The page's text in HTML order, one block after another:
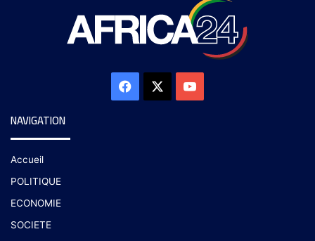
NAVIGATION
Accueil
POLITIQUE
ECONOMIE
SOCIETE